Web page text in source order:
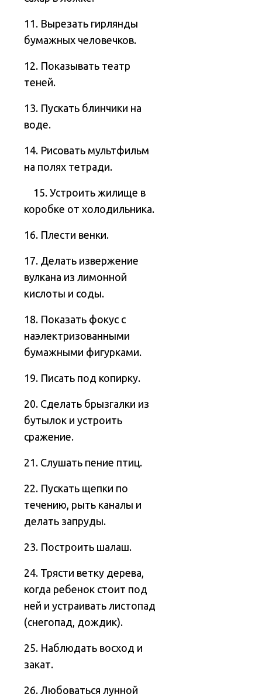
11. Вырезать гирлянды
бумажных человечков.
12. Показывать театр
теней.
13. Пускать блинчики на
воде.
14. Рисовать мультфильм
на полях тетради.
15. Устроить жилище в
коробке от холодильника.
16. Плести венки.
17. Делать извержение
вулкана из лимонной
кислоты и соды.
18. Показать фокус с
наэлектризованными
бумажными фигурками.
19. Писать под копирку.
20. Сделать брызгалки из
бутылок и устроить
сражение.
21. Слушать пение птиц.
22. Пускать щепки по
течению, рыть каналы и
делать запруды.
23. Построить шалаш.
24. Трясти ветку дерева,
когда ребенок стоит под
ней и устраивать листопад
(снегопад, дождик).
25. Наблюдать восход и
закат.
26. Любоваться лунной